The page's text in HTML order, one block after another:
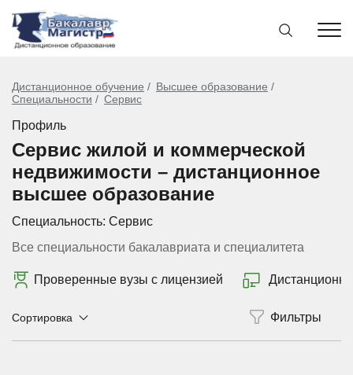
Дистанционное обучение
Высшее образование
Специальности
Сервис
Профиль
Сервис жилой и коммерческой
недвижимости – дистанционное
высшее образование
Специальность: Сервис
Все специальности бакалавриата и специалитета
Проверенные вузы с лицензией Дистанционно
Сортировка